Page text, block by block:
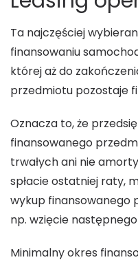
Ta najczęściej
finansowaniu
której aż do
przedmiotu pozostaje
Oznacza to, że
finansowanego
trwałych ani nie
spłacie ostatniej raty,
wykup finansowanego
np. wzięcie
Minimalny okres